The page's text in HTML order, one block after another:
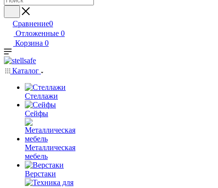
Сравнение0
Отложенные 0
Корзина 0
Каталог
Стеллажи
Сейфы
Металлическая
мебель
Верстаки